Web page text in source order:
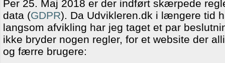
Per 25. Maj 2018 er der indført skærpede
data (GDPR). Da Udvikleren.dk i længere tid
langsom afvikling har jeg taget et par
ikke bryder nogen regler, for et website der
og færre brugere: